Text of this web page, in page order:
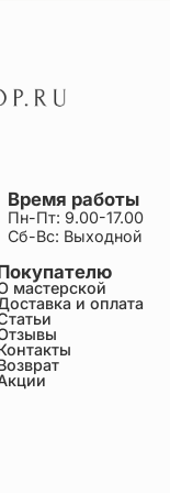
мастерской
и оплата
Время работы
Пн-Пт: 9.00-17.00
Сб-Вс: Выходной